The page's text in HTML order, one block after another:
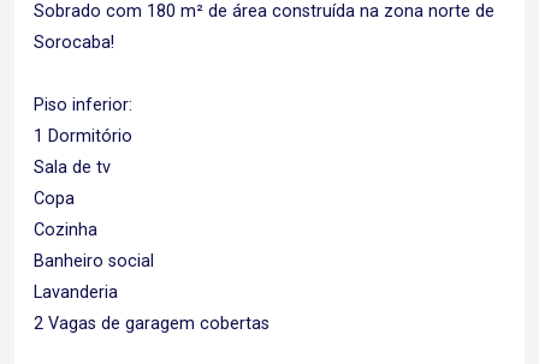
Sobrado com 180 m² de área construída na zona norte de
Sorocaba!
Piso inferior:
1 Dormitório
Sala de tv
Copa
Cozinha
Banheiro social
Lavanderia
2 Vagas de garagem cobertas